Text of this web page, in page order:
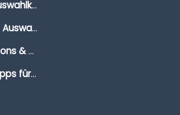
Elektroroller: Auswahlkriterien, Unterschiede & Tipps
Gaming-Tisch: Auswahlkriterien, Unterschiede & Tipps
Nordsee Coupons & Gutscheine 2026
Fliesenleger: Tipps für die Auswahl